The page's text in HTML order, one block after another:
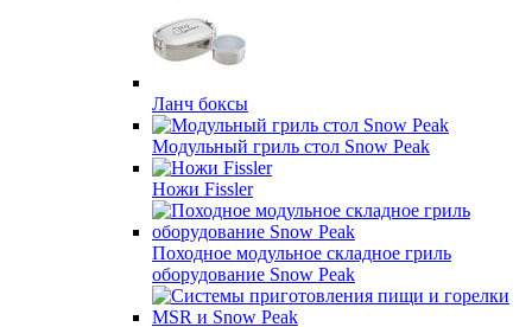
Ланч боксы
Модульный гриль стол Snow Peak
Ножи Fissler
Походное модульное складное гриль
оборудование Snow Peak